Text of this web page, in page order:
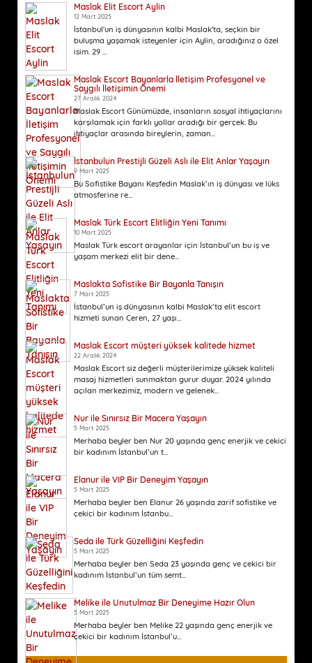
Maslak Elit Escort Aylin
12 Mart 2025
İstanbul'un iş dünyasının kalbi Maslak'ta, seçkin bir
buluşma yaşamak isteyenler için Aylin, aradığınız o özel
isim. 29 ...
Maslak Escort Bayanlarla İletişim Profesyonel ve
Saygılı İletişimin Önemi
27 Aralık 2024
Maslak Escort Günümüzde, insanların sosyal ihtiyaçlarını
karşılamak için farklı yollar aradığı bir gerçek. Bu
ihtiyaçlar arasında bireylerin, zaman...
İstanbulun Prestijli Güzeli Aslı ile Elit Anlar Yaşayın
9 Mart 2025
Bu Sofistike Bayanı Keşfedin Maslak’ın iş dünyası ve lüks
atmosferine re...
Maslak Türk Escort Elitliğin Yeni Tanımı
10 Mart 2025
Maslak Türk escort arayanlar için İstanbul’un bu iş ve
yaşam merkezi elit bir dene...
Maslakta Sofistike Bir Bayanla Tanışın
7 Mart 2025
İstanbul’un iş dünyasının kalbi Maslak’ta elit escort
hizmeti sunan Ceren, 27 yaşı...
Maslak Escort müşteri yüksek kalitede hizmet
22 Aralık 2024
Maslak Escort siz değerli müşterilerimize yüksek kaliteli
masaj hizmetleri sunmaktan gurur duyar. 2024 yılında
açılan merkezimiz, modern ve gelenek...
Nur ile Sınırsız Bir Macera Yaşayın
5 Mart 2025
Merhaba beyler ben Nur 20 yaşında genç enerjik ve çekici
bir kadınım İstanbul’un t...
Elanur ile VIP Bir Deneyim Yaşayın
5 Mart 2025
Merhaba beyler ben Elanur 26 yaşında zarif sofistike ve
çekici bir kadınım İstanbu...
Seda ile Türk Güzelliğini Keşfedin
5 Mart 2025
Merhaba beyler ben Seda 23 yaşında genç ve çekici bir
kadınım İstanbul’un tüm semt...
Melike ile Unutulmaz Bir Deneyime Hazır Olun
5 Mart 2025
Merhaba beyler ben Melike 22 yaşında genç enerjik ve
çekici bir kadınım İstanbul’u...